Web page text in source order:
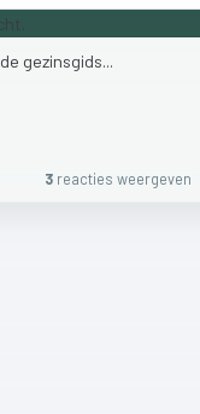
de gezinsgids...
3 reacties weergeven